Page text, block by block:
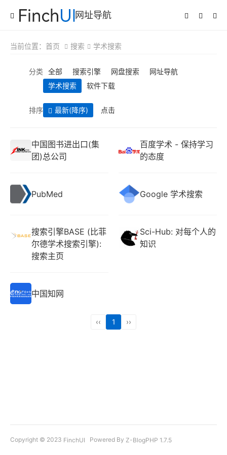
网址导航
当前位置： 首页 搜索 学术搜索
分类 全部 搜索引擎 网盘搜索
网址导航
学术搜索
软件下载
排序 最新(降序) 点击
中国图书进出口(集
团)总公司
百度学术 - 保持学习
的态度
PubMed Google 学术搜索
搜索引擎BASE (比菲
尔德学术搜索引擎):
搜索主页
Sci-Hub: 对每个人的
知识
中国知网
‹‹ 1 ››
Copyright © 2023 FinchUI Powered By Z-BlogPHP 1.7.5